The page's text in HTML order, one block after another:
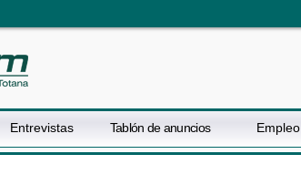
Entrevistas Tablón de anuncios Empleo